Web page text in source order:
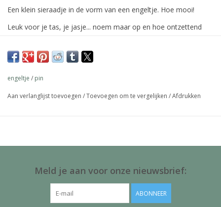
Een klein sieraadje in de vorm van een engeltje. Hoe mooi!
Leuk voor je tas, je jasje... noem maar op en hoe ontzettend
en zijn echt een lief klein sieraadje. We zijn er helemaal verliefd
op!
Op de achterkant van dit stevige A6 kaartje kan je een leuke
boodschap schrijven en je krijgt er een envelop bij!
engeltje / pin
Aan verlanglijst toevoegen /Toevoegen om te vergelijken /Afdrukken
Meld je aan voor onze nieuwsbrief:
ABONNEER